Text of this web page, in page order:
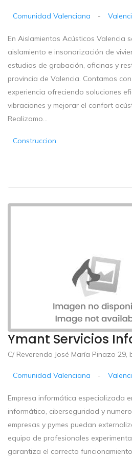
Comunidad Valenciana -
En Aislamientos Acústicos Valencia
aislamiento e insonorización de
estudios de grabación, oficinas y
provincia de Valencia. Contamos
experiencia ofreciendo soluciones
vibraciones y mejorar el confort
Realizamo...
Construccion
Ymant Servicios
C/ Reverendo José María Pinazo 29,
Comunidad Valenciana -
Empresa informática especializada
informático, ciberseguridad y
empresas y pymes puedan
equipo de profesionales
garantiza el correcto